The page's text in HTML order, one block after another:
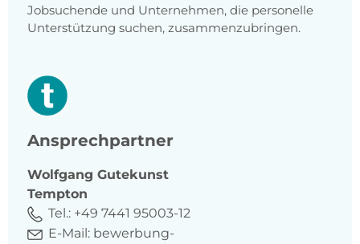
Jobsuchende und Unternehmen, die personelle
Unterstützung suchen, zusammenzubringen.
Ansprechpartner
Wolfgang Gutekunst
Tempton
Tel.: +49 7441 95003-12
E-Mail: bewerbung-